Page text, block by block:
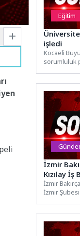
Eğitim
işledi
Kocaeli
sorumluluk
İzmir
Kızılay İş
Hayata
İzmir
İzmir